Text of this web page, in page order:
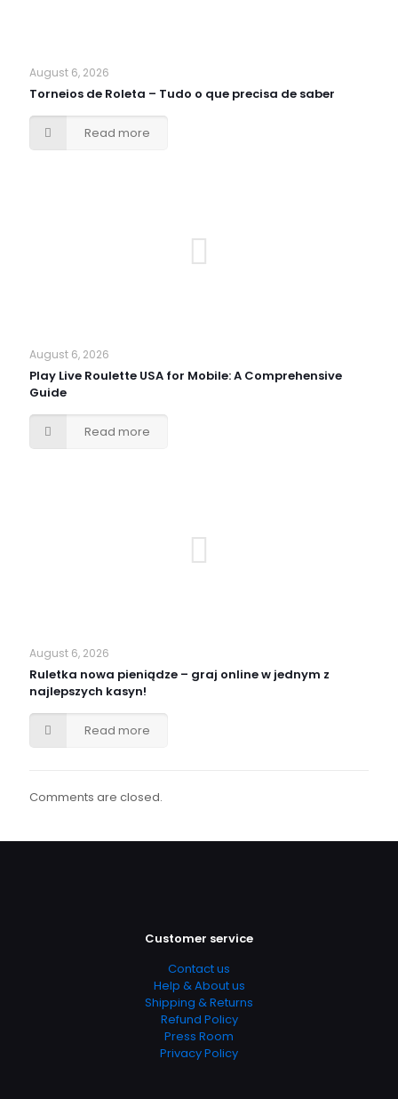
August 6, 2026
Torneios de Roleta – Tudo o que precisa de saber
Read more
August 6, 2026
Play Live Roulette USA for Mobile: A Comprehensive
Guide
Read more
August 6, 2026
Ruletka nowa pieniądze – graj online w jednym z
najlepszych kasyn!
Read more
Comments are closed.
Customer service
Contact us
Help & About us
Shipping & Returns
Refund Policy
Press Room
Privacy Policy